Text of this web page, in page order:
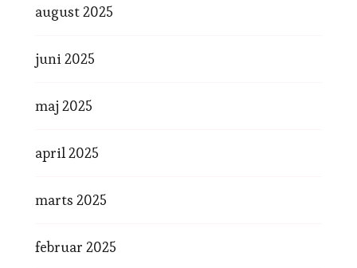
august 2025
juni 2025
maj 2025
april 2025
marts 2025
februar 2025